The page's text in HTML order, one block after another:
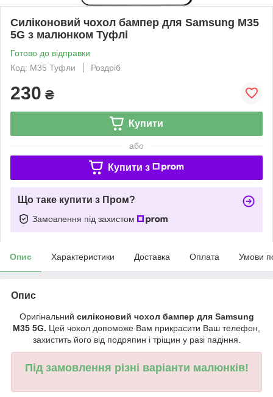
Силіконовий чохол бампер для Samsung M35
5G з малюнком Туфлі
Готово до відправки
Код: M35 Туфли
Роздріб
230 ₴
Купити
або
Купити з
Що таке купити з Пром?
Замовлення під захистом
Опис Характеристики Доставка Оплата Умови
Опис
Оригінальний силіконовий чохол бампер для Samsung
M35 5G. Цей чохол допоможе Вам прикрасити Ваш телефон,
захистить його від подряпин і тріщин у разі падіння.
Під замовлення різні варіанти малюнків!